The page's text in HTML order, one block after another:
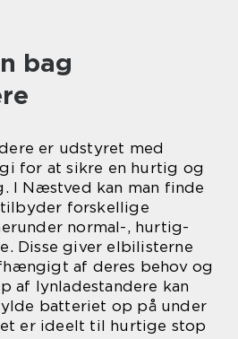
bag
er udstyret med
for at sikre en hurtig og
I Næstved kan man finde
forskellige
normal-, hurtig-
Disse giver elbilisterne
af deres behov og
af lynladestandere kan
batteriet op på under
er ideelt til hurtige stop